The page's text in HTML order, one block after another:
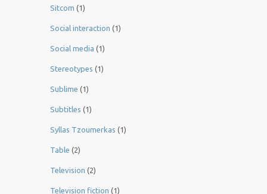
Sitcom (1)
Social interaction (1)
Social media (1)
Stereotypes (1)
Sublime (1)
Subtitles (1)
Syllas Tzoumerkas (1)
Table (2)
Television (2)
Television fiction (1)